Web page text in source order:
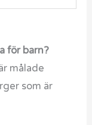
för barn?
målade
som är